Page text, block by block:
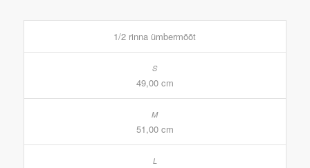
1/2 rinna ümbermõõt
49,00 cm
51,00 cm